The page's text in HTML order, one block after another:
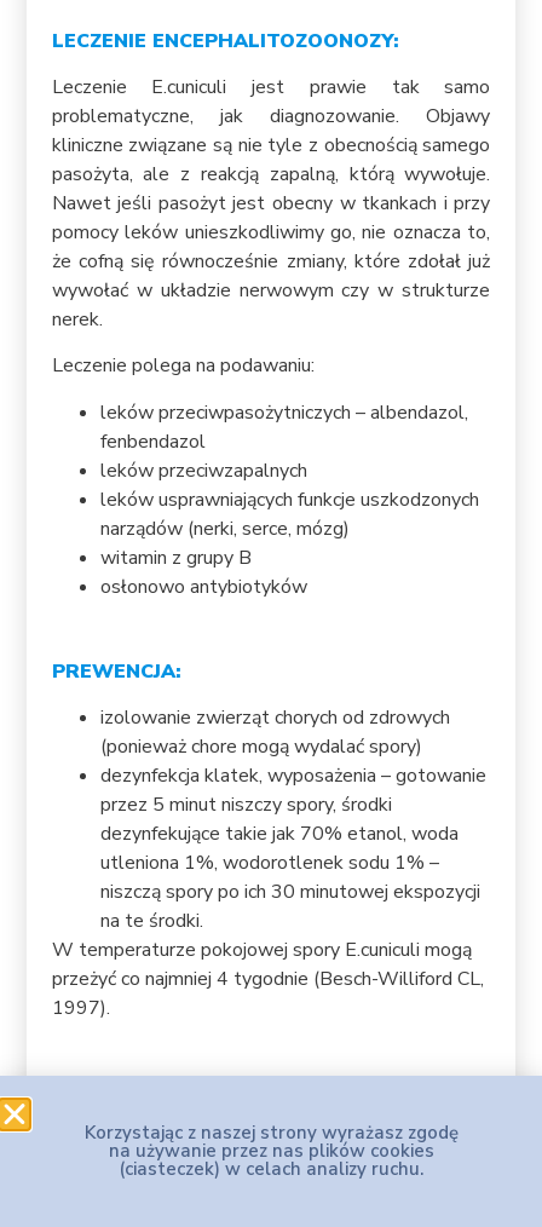
LECZENIE ENCEPHALITOZOONOZY:
Leczenie E.cuniculi jest prawie tak samo
problematyczne, jak diagnozowanie. Objawy
kliniczne związane są nie tyle z obecnością samego
pasożyta, ale z reakcją zapalną, którą wywołuje.
Nawet jeśli pasożyt jest obecny w tkankach i przy
pomocy leków unieszkodliwimy go, nie oznacza to,
że cofną się równocześnie zmiany, które zdołał już
wywołać w układzie nerwowym czy w strukturze
nerek.
Leczenie polega na podawaniu:
leków przeciwpasożytniczych – albendazol,
fenbendazol
leków przeciwzapalnych
leków usprawniających funkcje uszkodzonych
narządów (nerki, serce, mózg)
witamin z grupy B
osłonowo antybiotyków
PREWENCJA:
izolowanie zwierząt chorych od zdrowych
(ponieważ chore mogą wydalać spory)
dezynfekcja klatek, wyposażenia – gotowanie
przez 5 minut niszczy spory, środki
dezynfekujące takie jak 70% etanol, woda
utleniona 1%, wodorotlenek sodu 1% –
niszczą spory po ich 30 minutowej ekspozycji
na te środki.
W temperaturze pokojowej spory E.cuniculi mogą
przeżyć co najmniej 4 tygodnie (Besch-Williford CL,
1997).
Korzystając z naszej strony wyrażasz zgodę
na używanie przez nas plików cookies
(ciasteczek) w celach analizy ruchu.